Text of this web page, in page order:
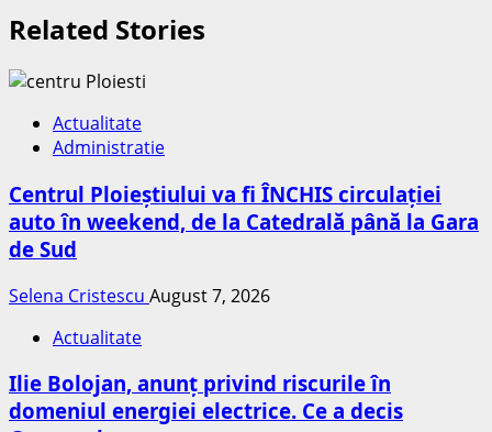
Related Stories
Actualitate
Administratie
Centrul Ploieștiului va fi ÎNCHIS circulației
auto în weekend, de la Catedrală până la Gara
de Sud
Selena Cristescu August 7, 2026
Actualitate
Ilie Bolojan, anunț privind riscurile în
domeniul energiei electrice. Ce a decis